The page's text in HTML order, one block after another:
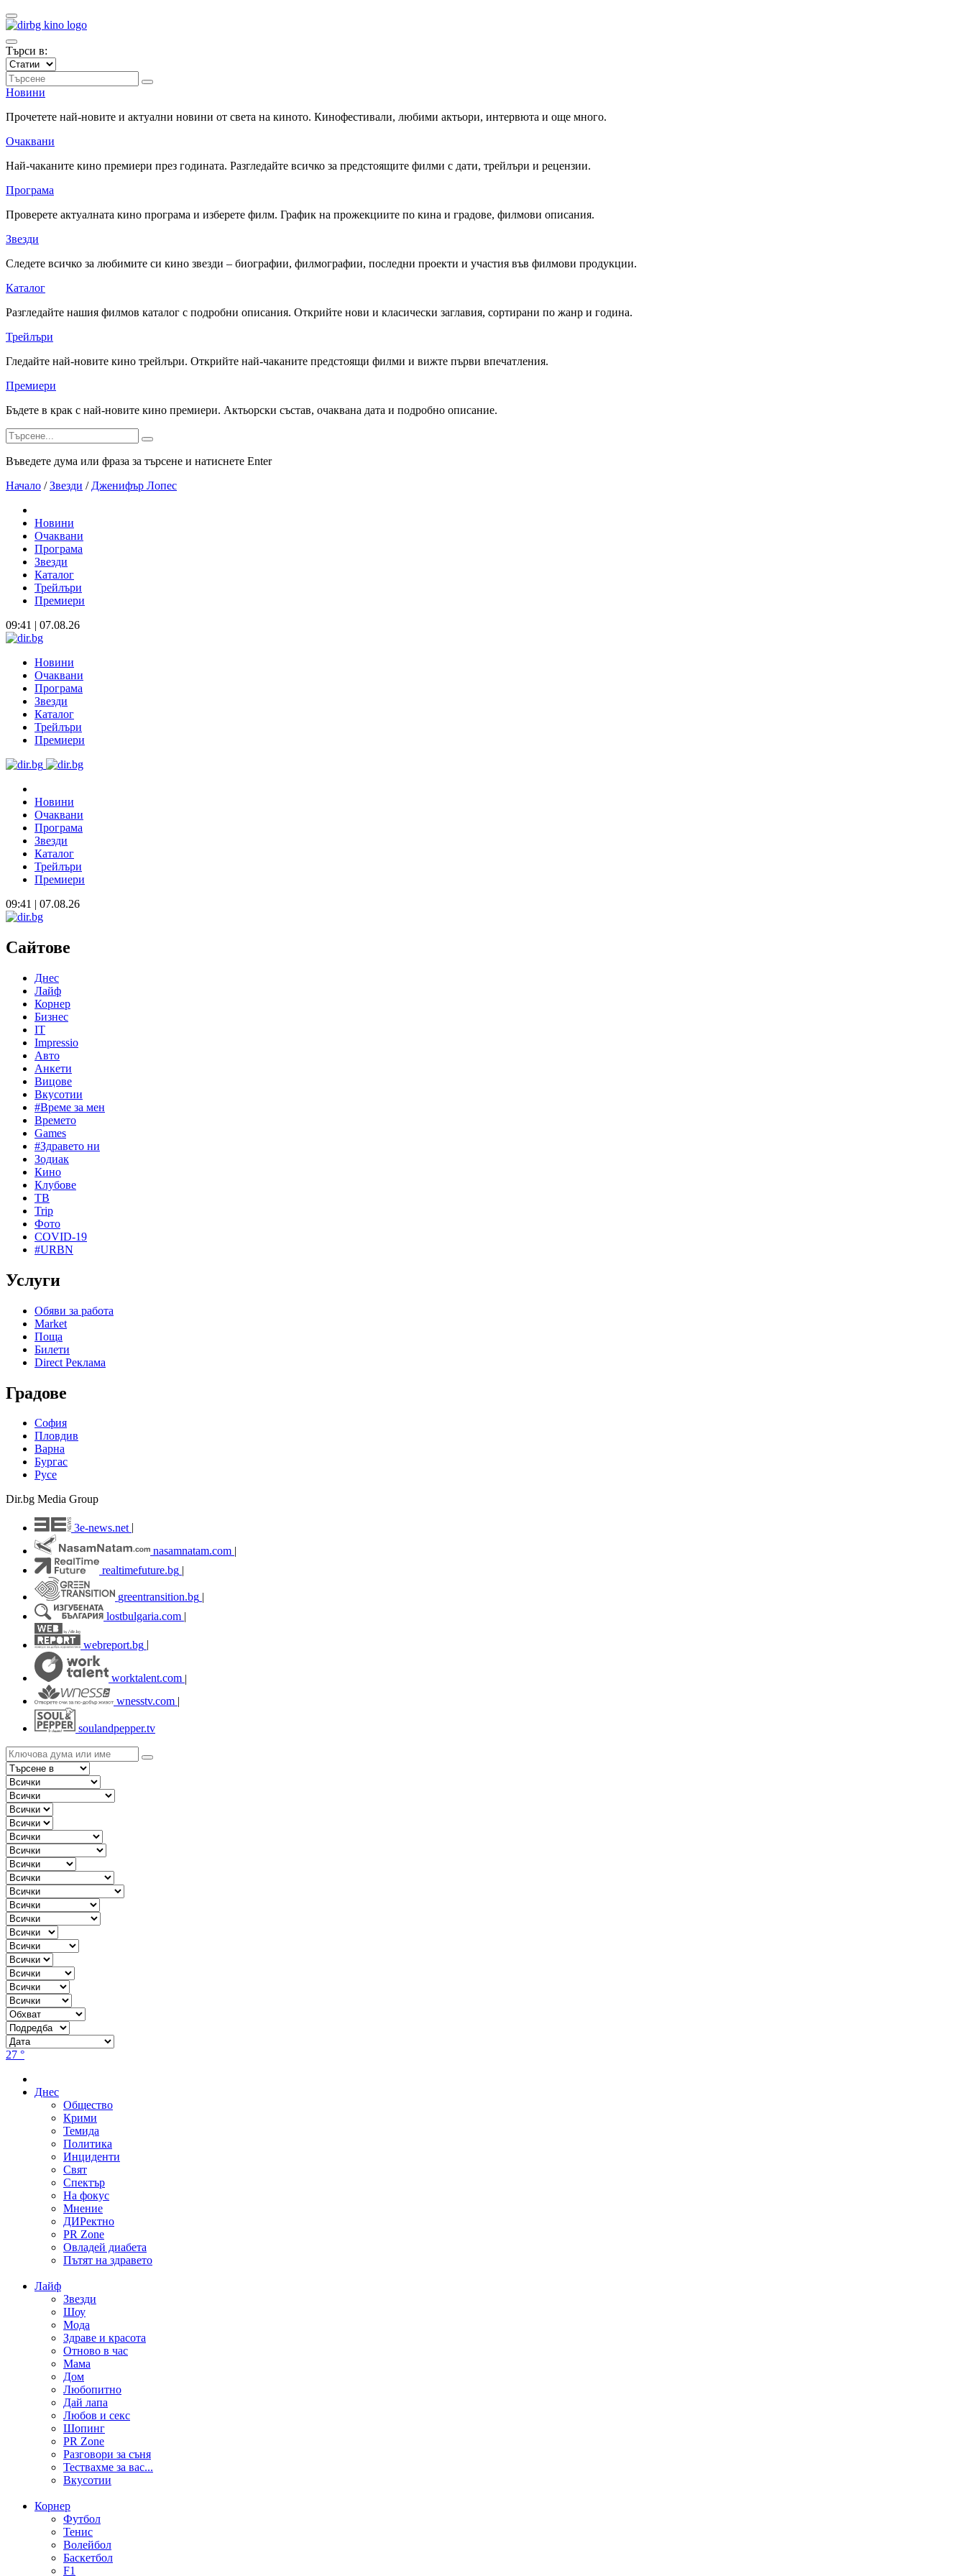
Търси в:
Новини
Прочетете най-новите и актуални новини от света на киното. Кинофестивали, любими актьори, интервюта и още много.
Очаквани
Най-чаканите кино премиери през годината. Разгледайте всичко за предстоящите филми с дати, трейлъри и рецензии.
Програма
Проверете актуалната кино програма и изберете филм. График на прожекциите по кина и градове, филмови описания.
Звезди
Следете всичко за любимите си кино звезди – биографии, филмографии, последни проекти и участия във филмови продукции.
Каталог
Разгледайте нашия филмов каталог с подробни описания. Открийте нови и класически заглавия, сортирани по жанр и година.
Трейлъри
Гледайте най-новите кино трейлъри. Открийте най-чаканите предстоящи филми и вижте първи впечатления.
Премиери
Бъдете в крак с най-новите кино премиери. Актьорски състав, очаквана дата и подробно описание.
Въведете дума или фраза за търсене и натиснете Enter
Начало / Звезди / Дженифър Лопес
Новини
Очаквани
Програма
Звезди
Каталог
Трейлъри
Премиери
09:41 | 07.08.26
Новини
Очаквани
Програма
Звезди
Каталог
Трейлъри
Премиери
Новини
Очаквани
Програма
Звезди
Каталог
Трейлъри
Премиери
09:41 | 07.08.26
Сайтове
Днес
Лайф
Корнер
Бизнес
IT
Impressio
Авто
Анкети
Вицове
Вкусотии
#Време за мен
Времето
Games
#Здравето ни
Зодиак
Кино
Клубове
ТВ
Trip
Фото
COVID-19
#URBN
Услуги
Обяви за работа
Market
Поща
Билети
Direct Реклама
Градове
София
Пловдив
Варна
Бургас
Русе
Dir.bg Media Group
3e-news.net
nasamnatam.com |
realtimefuture.bg |
greentransition.bg |
lostbulgaria.com |
webreport.bg
worktalent.com |
wnesstv.com |
soulandpepper.tv
27 °
Днес
Общество
Крими
Темида
Политика
Инциденти
Свят
Спектър
На фокус
Мнение
ДИРектно
PR Zone
Овладей диабета
Пътят на здравето
Лайф
Звезди
Шоу
Мода
Здраве и красота
Отново в час
Мама
Дом
Любопитно
Дай лапа
Любов и секс
Шопинг
PR Zone
Разговори за съня
Тествахме за вас...
Вкусотии
Корнер
Футбол
Тенис
Волейбол
Баскетбол
F1